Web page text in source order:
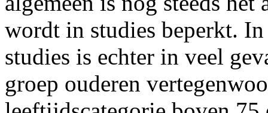
wordt in studies beperkt.
studies is echter in veel
groep ouderen